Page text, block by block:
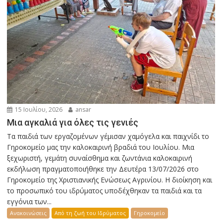
15 Ιουλίου, 2026 ansar
Μια αγκαλιά για όλες τις γενιές
Τα παιδιά των εργαζομένων γέμισαν χαμόγελα και παιχνίδι το
Γηροκομείο μας την καλοκαιρινή βραδιά του Ιουλίου. Μια
ξεχωριστή, γεμάτη συναίσθημα και ζωντάνια καλοκαιρινή
εκδήλωση πραγματοποιήθηκε την Δευτέρα 13/07/2026 στο
Γηροκομείο της Χριστιανικής Ενώσεως Αγρινίου. Η διοίκηση και
το προσωπικό του ιδρύματος υποδέχθηκαν τα παιδιά και τα
εγγόνια των...
Ανακοινώσεις Από τη ζωή του Ιδρύματος Γηροκομείο